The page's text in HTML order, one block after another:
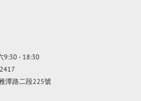
9:30 - 18:30
潭路二段225號